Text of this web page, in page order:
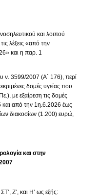
και λοιπού
λέξεις «από την
και η παρ. 1
ν. 3599/2007 (Α` 176), περί
δομές υγείας που
με εξαίρεση τις δομές
και από την 1η.6.2026 έως
διακοσίων (1.200) ευρώ,
και στην
Ζ’, και Η’ ως εξής: